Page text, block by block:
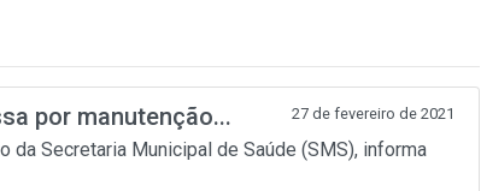
por manutenção... 27 de fevereiro de 2021
Secretaria Municipal de Saúde (SMS), informa